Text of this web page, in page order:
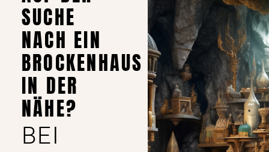
SUCHE
NACH EIN
BROCKENHAUS
IN DER
NÄHE?
BEI